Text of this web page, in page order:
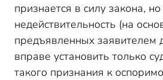
признается в силу закона,
недействительность (на
предъявленных заявителем
вправе установить только
такого признания к